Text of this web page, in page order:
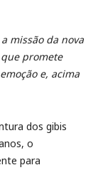
missão da nova
promete
e, acima
dos gibis
o
para